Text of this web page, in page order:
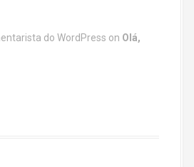
do WordPress on Olá,